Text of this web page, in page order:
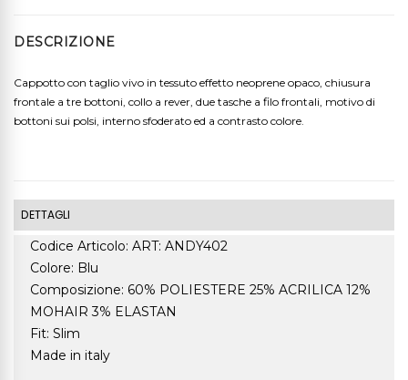
DESCRIZIONE
Cappotto con taglio vivo in tessuto effetto neoprene opaco, chiusura
frontale a tre bottoni, collo a rever, due tasche a filo frontali, motivo di
bottoni sui polsi, interno sfoderato ed a contrasto colore.
DETTAGLI
Codice Articolo: ART: ANDY402
Colore: Blu
Composizione: 60% POLIESTERE 25% ACRILICA 12%
MOHAIR 3% ELASTAN
Fit: Slim
Made in italy